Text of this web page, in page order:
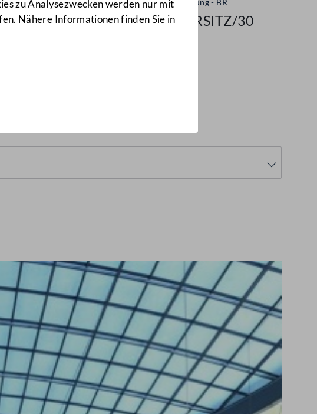
zu Analysezwecken werden nur mit
Nähere Informationen finden Sie in
Plenarsitzung - BR
155/BRSITZ/30